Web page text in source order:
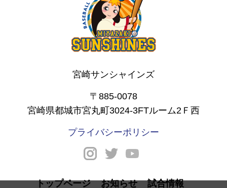
宮崎サンシャインズ
〒885-0078
宮崎県都城市宮丸町3024-3FTルーム2Ｆ西
プライバシーポリシー
トップページ お知らせ 試合情報